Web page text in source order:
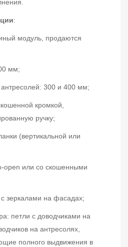
:
модуль, продаются
мм;
300 и 400 мм;
кромкой,
ручку;
(вертикальной или
open или со скошенными
зеркалами на фасадах;
петли с доводчиками на
на антресолях,
полного выдвижения в